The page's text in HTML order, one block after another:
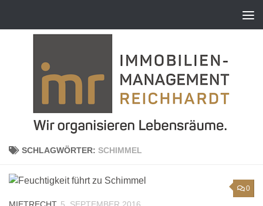
SCHLAGWÖRTER: SCHIMMEL
0